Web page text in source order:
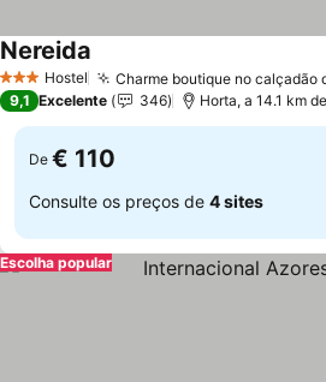
3 EstrelasHostel Charme boutique no calçadão
Nereida
9,1 Excelente 346 Horta, a 14.1 km
De € 110
Consulte os preços de 4 sites
Escolha popular